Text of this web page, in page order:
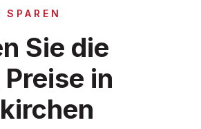
Sie die
in